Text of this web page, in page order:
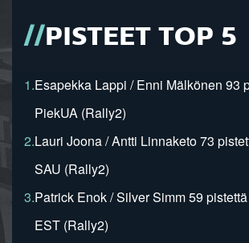
PISTEET TOP 5
1.Esapekka Lappi / Enni Mälkönen 93
PiekUA (Rally2)
2.Lauri Joona / Antti Linnaketo 73
SAU (Rally2)
3.Patrick Enok / Silver Simm 59 pistettä
EST (Rally2)